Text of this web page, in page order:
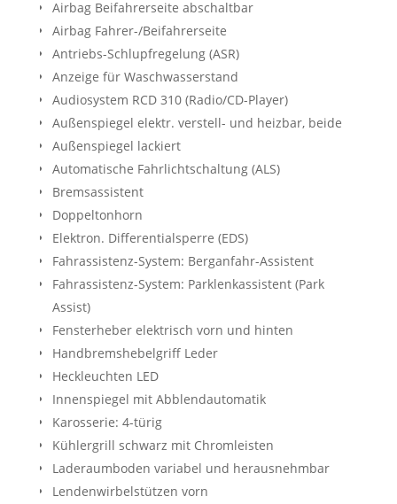
Airbag Beifahrerseite abschaltbar
Airbag Fahrer-/Beifahrerseite
Antriebs-Schlupfregelung (ASR)
Anzeige für Waschwasserstand
Audiosystem RCD 310 (Radio/CD-Player)
Außenspiegel elektr. verstell- und heizbar, beide
Außenspiegel lackiert
Automatische Fahrlichtschaltung (ALS)
Bremsassistent
Doppeltonhorn
Elektron. Differentialsperre (EDS)
Fahrassistenz-System: Berganfahr-Assistent
Fahrassistenz-System: Parklenkassistent (Park
Assist)
Fensterheber elektrisch vorn und hinten
Handbremshebelgriff Leder
Heckleuchten LED
Innenspiegel mit Abblendautomatik
Karosserie: 4-türig
Kühlergrill schwarz mit Chromleisten
Laderaumboden variabel und herausnehmbar
Lendenwirbelstützen vorn